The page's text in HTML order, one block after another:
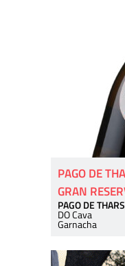
PAGO DE
GRAN
PAGO DE
DO Cava
Garnacha